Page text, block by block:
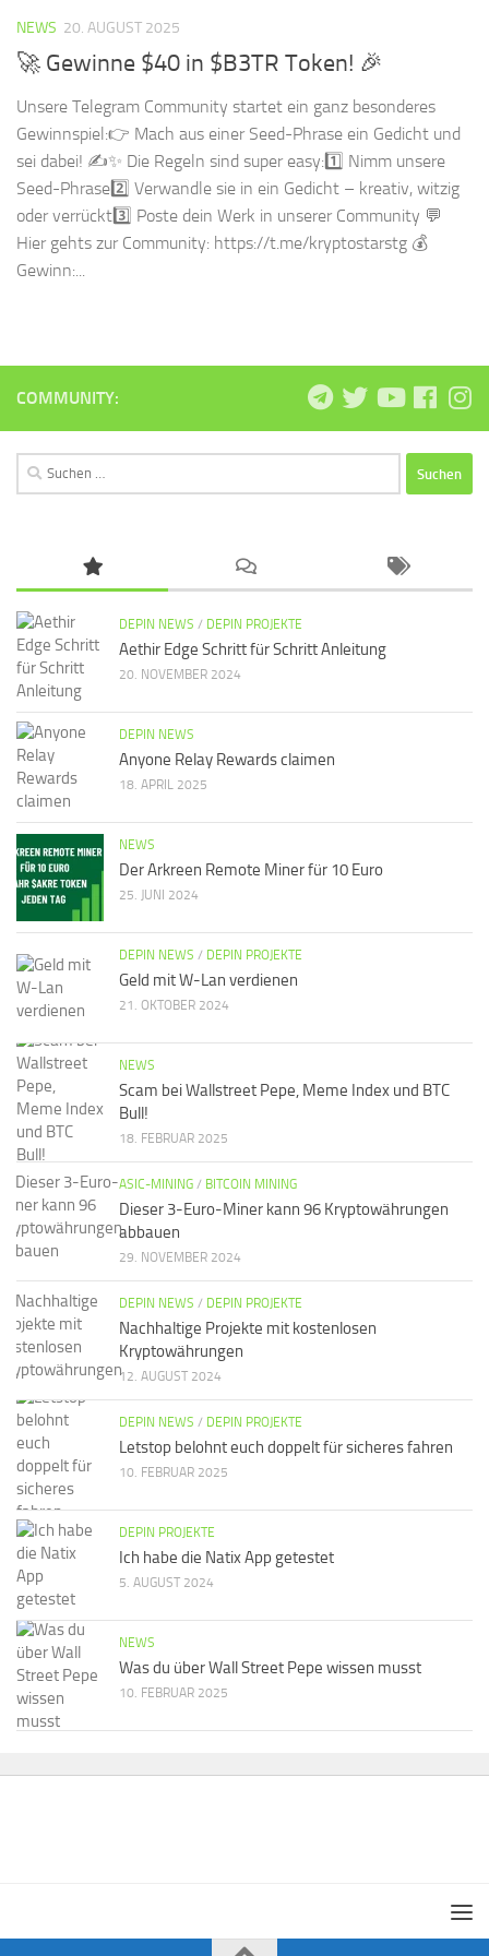
NEWS 20. AUGUST 2025
🚀 Gewinne $40 in $B3TR Token! 🎉
Unsere Telegram Community startet ein ganz besonderes
Gewinnspiel:👉 Mach aus einer Seed-Phrase ein Gedicht und
sei dabei! ✍️✨ Die Regeln sind super easy:1️⃣ Nimm unsere
Seed-Phrase2️⃣ Verwandle sie in ein Gedicht – kreativ, witzig
oder verrückt3️⃣ Poste dein Werk in unserer Community 💬
Hier gehts zur Community: https://t.me/kryptostarstg 💰
Gewinn:...
COMMUNITY:
Suchen
nach:
DEPIN NEWS / DEPIN PROJEKTE
Aethir Edge Schritt für Schritt Anleitung
20. NOVEMBER 2024
DEPIN NEWS
Anyone Relay Rewards claimen
18. APRIL 2025
NEWS
Der Arkreen Remote Miner für 10 Euro
25. JUNI 2024
DEPIN NEWS / DEPIN PROJEKTE
Geld mit W-Lan verdienen
21. OKTOBER 2024
NEWS
Scam bei Wallstreet Pepe, Meme Index und BTC
Bull!
18. FEBRUAR 2025
ASIC-MINING / BITCOIN MINING
Dieser 3-Euro-Miner kann 96 Kryptowährungen
abbauen
29. NOVEMBER 2024
DEPIN NEWS / DEPIN PROJEKTE
Nachhaltige Projekte mit kostenlosen
Kryptowährungen
12. AUGUST 2024
DEPIN NEWS / DEPIN PROJEKTE
Letstop belohnt euch doppelt für sicheres fahren
10. FEBRUAR 2025
DEPIN PROJEKTE
Ich habe die Natix App getestet
5. AUGUST 2024
NEWS
Was du über Wall Street Pepe wissen musst
10. FEBRUAR 2025